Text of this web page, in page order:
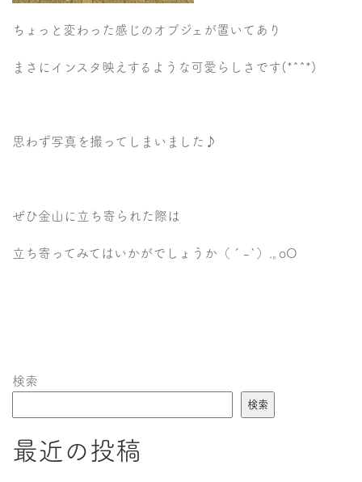
ちょっと変わった感じのオブジェが置いてあり
まさにインスタ映えするような可愛らしさです(*^^*)
思わず写真を撮ってしまいました♪
ぜひ金山に立ち寄られた際は
立ち寄ってみてはいかがでしょうか（´-`）.｡oO
検索
検索
最近の投稿